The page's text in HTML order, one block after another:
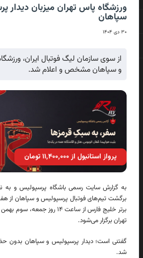
ورزشگاه پاس تهران میزبان دیدار
سپاهان
۳۰ دی ۱۴۰۴
از سوی سازمان لیگ فوتبال ایران،
و سپاهان مشخص و اعلام شد.
پرواز استانبول از ۱۱٬۴۰۰٬۰۰۰ تومان
به گزارش سایت رسمی باشگاه پرسپولیس و به
برگشت تیم‌های فوتبال پرسپولیس و سپاهان از
تهران برگزار می‌شود.
گفتنی است؛ دیدار پرسپولیس و سپاهان بدون
شد.